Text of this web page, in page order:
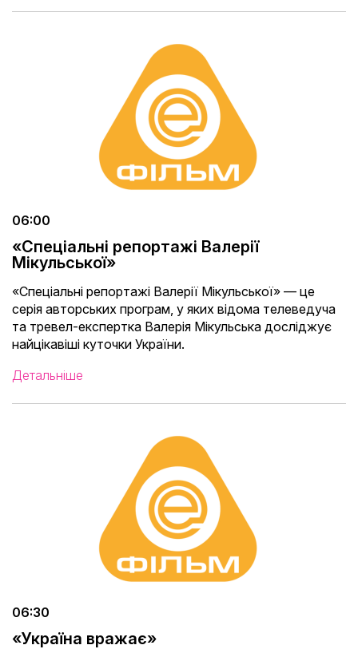
06:00
«Спеціальні репортажі Валерії
Мікульської»
«Спеціальні репортажі Валерії Мікульської» — це
серія авторських програм, у яких відома телеведуча
та тревел-експертка Валерія Мікульська досліджує
найцікавіші куточки України.
Детальніше
06:30
«Україна вражає»